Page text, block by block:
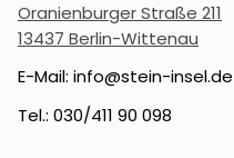
Oranienburger Straße 211
13437 Berlin-Wittenau
E-Mail: info@stein-insel.de
Tel.: 030/411 90 098